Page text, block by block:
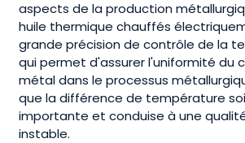
aspects de la production
huile thermique chauffés
grande précision de contrôle de la
qui permet d'assurer l'uniformité du
métal dans le processus
que la différence de température
importante et conduise à une
instable.